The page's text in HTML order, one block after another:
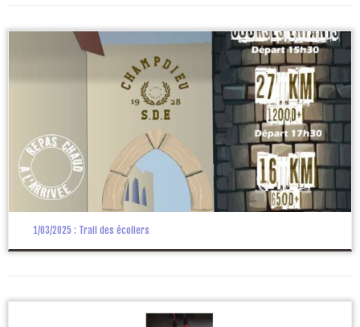
1/03/2025 : Trail des écoliers